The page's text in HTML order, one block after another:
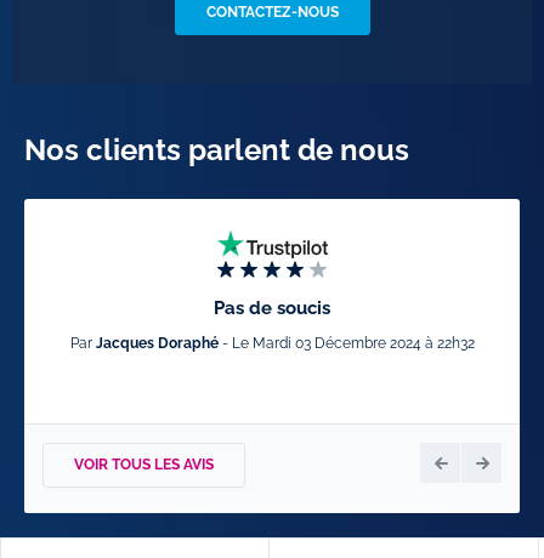
CONTACTEZ-NOUS
Nos clients parlent de nous
Pas de soucis
Par Jacques Doraphé- Le Mardi 03 Décembre 2024 à 22h32
VOIR TOUS LES AVIS